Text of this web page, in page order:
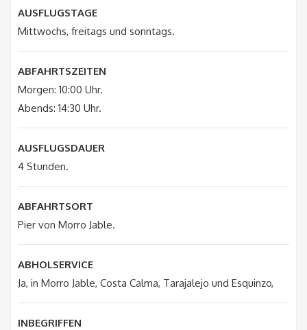
AUSFLUGSTAGE
Mittwochs, freitags und sonntags.
ABFAHRTSZEITEN
Morgen: 10:00 Uhr.
Abends: 14:30 Uhr.
AUSFLUGSDAUER
4 Stunden.
ABFAHRTSORT
Pier von Morro Jable.
ABHOLSERVICE
Ja, in Morro Jable, Costa Calma, Tarajalejo und Esquinzo,
INBEGRIFFEN